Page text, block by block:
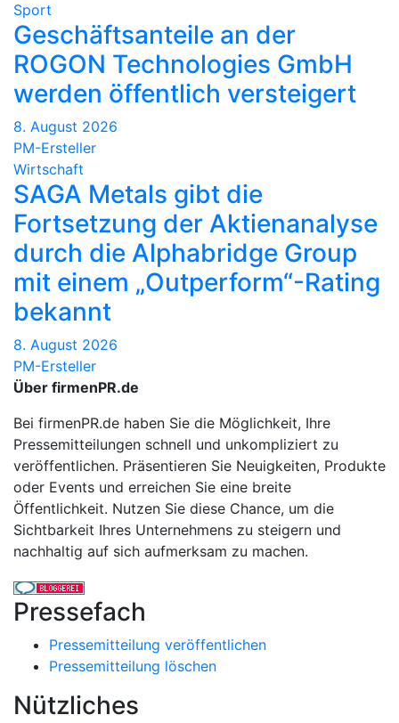
Sport
Geschäftsanteile an der
ROGON Technologies GmbH
werden öffentlich versteigert
8. August 2026
PM-Ersteller
Wirtschaft
SAGA Metals gibt die
Fortsetzung der Aktienanalyse
durch die Alphabridge Group
mit einem „Outperform“-Rating
bekannt
8. August 2026
PM-Ersteller
Über firmenPR.de
Bei firmenPR.de haben Sie die Möglichkeit, Ihre
Pressemitteilungen schnell und unkompliziert zu
veröffentlichen. Präsentieren Sie Neuigkeiten, Produkte
oder Events und erreichen Sie eine breite
Öffentlichkeit. Nutzen Sie diese Chance, um die
Sichtbarkeit Ihres Unternehmens zu steigern und
nachhaltig auf sich aufmerksam zu machen.
Pressefach
Pressemitteilung veröffentlichen
Pressemitteilung löschen
Nützliches